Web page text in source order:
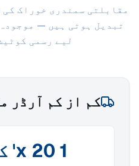
مقابلتی سمندری خوراک
تبدیل ہوتی ہیں —
لیے رسمی
کم از کم آرڈر
1 x 20' کنٹینر